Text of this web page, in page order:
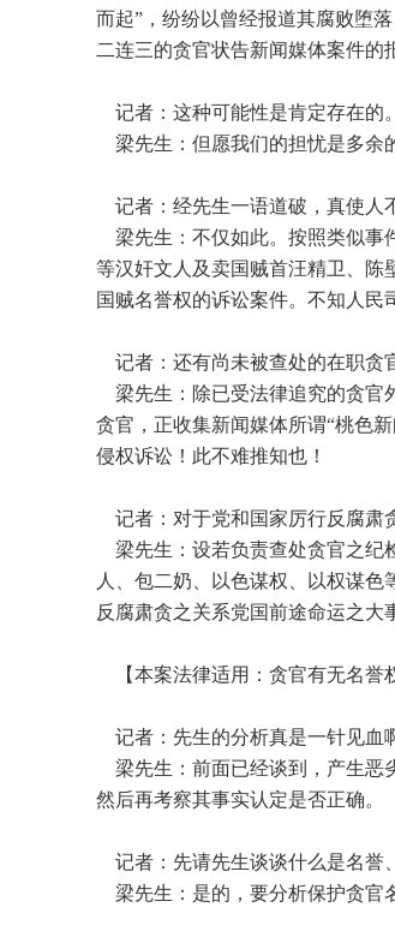
而起”，纷纷以曾经报道其腐败堕
二连三的贪官状告新闻媒体案件的
记者：这种可能性是肯定存在的
梁先生：但愿我们的担忧是多余
记者：经先生一语道破，真使人
梁先生：不仅如此。按照类似事
等汉奸文人及卖国贼首汪精卫、陈
国贼名誉权的诉讼案件。不知人民
记者：还有尚未被查处的在职贪
梁先生：除已受法律追究的贪官
贪官，正收集新闻媒体所谓“桃色
侵权诉讼！此不难推知也！
记者：对于党和国家厉行反腐肃
梁先生：设若负责查处贪官之纪
人、包二奶、以色谋权、以权谋
反腐肃贪之关系党国前途命运之大
【本案法律适用：贪官有无名誉
记者：先生的分析真是一针见血
梁先生：前面已经谈到，产生恶
然后再考察其事实认定是否正确。
记者：先请先生谈谈什么是名誉
梁先生：是的，要分析保护贪官